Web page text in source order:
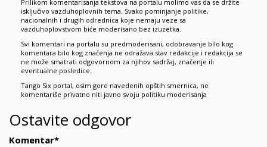
Prilikom komentarisanja tekstova na portalu molimo vas da se držite
isključivo vazduhoplovnih tema. Svako pominjanje politike,
nacionalnih i drugih odrednica koje nemaju veze sa
vazduhoplovstvom biće moderisano bez izuzetka.
Svi komentari na portalu su predmoderisani, odobravanje bilo kog
komentara bilo kog značenja ne odražava stav redakcije i redakcija se
ne može smatrati odgovornom za njihov sadržaj, značenje ili
eventualne posledice.
Tango Six portal, osim gore navedenih opštih smernica, ne
komentariše privatno niti javno svoju politiku moderisanja
Ostavite odgovor
Komentar*